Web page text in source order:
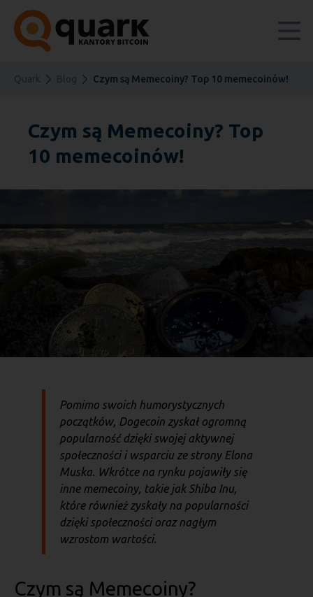
Czym są Memecoiny? Top 10 memecoinów!
Czym są Memecoiny? Top
10 memecoinów!
Pomimo swoich humorystycznych
początków, Dogecoin zyskał ogromną
popularność dzięki swojej aktywnej
społeczności i wsparciu ze strony Elona
Muska. Wkrótce na rynku pojawiły się
inne memecoiny, takie jak Shiba Inu,
które również zyskały na popularności
dzięki społeczności oraz nagłym
wzrostom wartości.
Czym są Memecoiny?